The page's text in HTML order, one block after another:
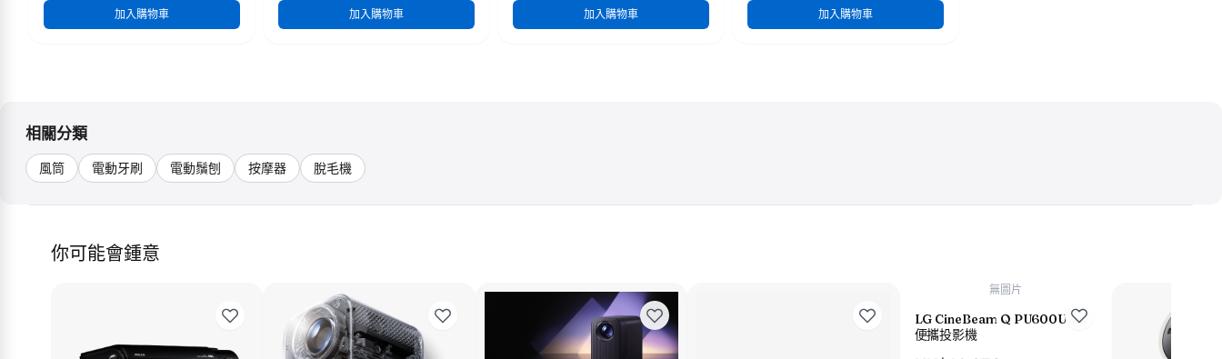
加入購物車 加入購物車 加入購物車 加入購物車
相關分類
風筒 電動牙刷 電動鬚刨 按摩器 脫毛機
你可能會鍾意
無圖片
LG CineBeam Q PU600U 4K
便攜投影機